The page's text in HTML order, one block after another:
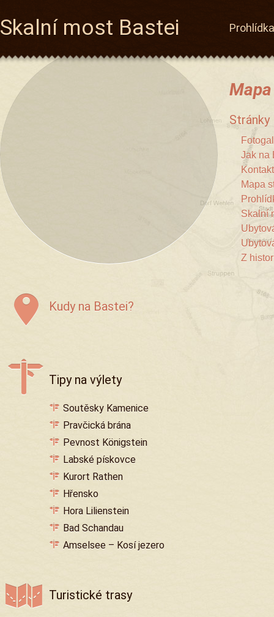
Skalní most Bastei Prohlídka
Stránky
Jak na
Mapa
Skalní
Z
Kudy na Bastei?
Tipy na výlety
Soutěsky Kamenice
Pravčická brána
Pevnost Königstein
Labské pískovce
Kurort Rathen
Hřensko
Hora Lilienstein
Bad Schandau
Amselsee – Kosí jezero
Turistické trasy